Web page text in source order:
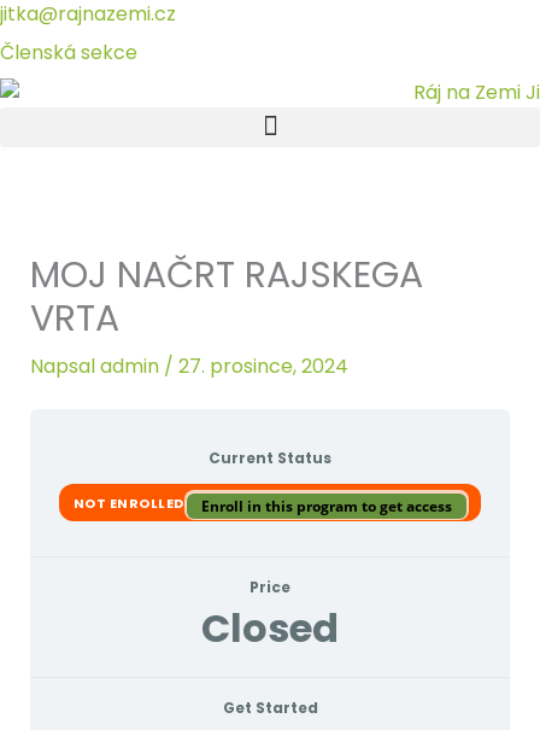
Přeskočit
na
jitka@rajnazemi.cz
Členská sekce
MOJ NAČRT RAJSKEGA
VRTA
Napsaladmin / 27. prosince, 2024
Current Status
NOT ENROLLED Enroll in this program to get access
Price
Closed
Get Started